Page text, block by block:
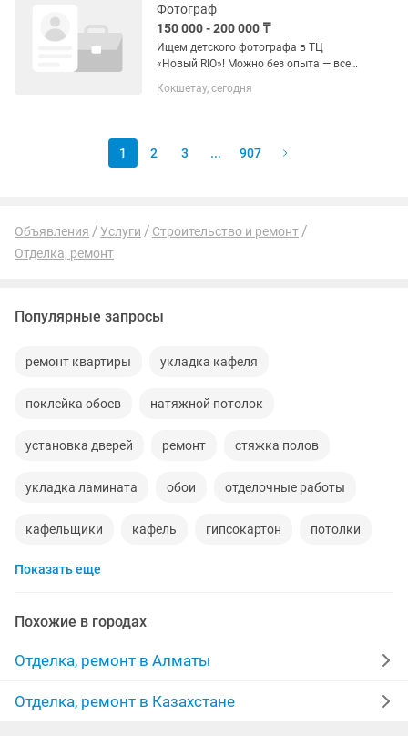
Фотограф
150 000 - 200 000 ₸
Ищем детского фотографа в ТЦ
«Новый RIO»! Можно без опыта — всему
желание работать и искренняя любовь
Кокшетау, сегодня
1 2 3 ... 907
Объявления Услуги
Строительство и ремонт
Отделка, ремонт
Популярные запросы
ремонт квартиры укладка кафеля
поклейка обоев натяжной потолок
установка дверей ремонт стяжка полов
укладка ламината обои отделочные работы
кафельщики кафель гипсокартон потолки
ламинат
строительство мастер
межкомнатные двери линолеум
Показать еще
Похожие в городах
Отделка, ремонт в Алматы
Отделка, ремонт в Казахстане